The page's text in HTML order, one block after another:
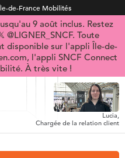
de-France Mobilités
9 août inclus. Restez
Toute
disponible sur l'appli Île-de-
l'appli SNCF Connect
À très vite !
Lucia,
Chargée de la relation client